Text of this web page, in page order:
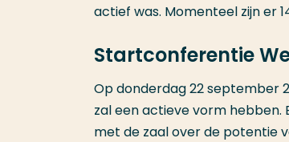
actief was. Momenteel zijn er
Startconferentie
Op donderdag 22 september
zal een actieve vorm hebben.
met de zaal over de potentie